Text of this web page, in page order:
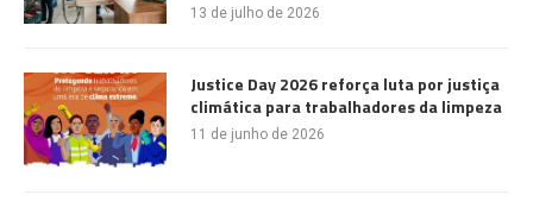
13 de julho de 2026
Justice Day 2026 reforça luta por justiça
climática para trabalhadores da limpeza
11 de junho de 2026